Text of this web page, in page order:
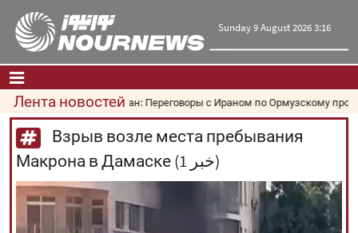
Sunday 9 August 2026 3:16
Главная|Контакты|О нас
Новости
Культура и общество
Экономика
Политика
Лента новостейОман: Переговоры с Ираном по Ормузскому
Взрыв возле места пребывания
Макрона в Дамаске (1 خبر)